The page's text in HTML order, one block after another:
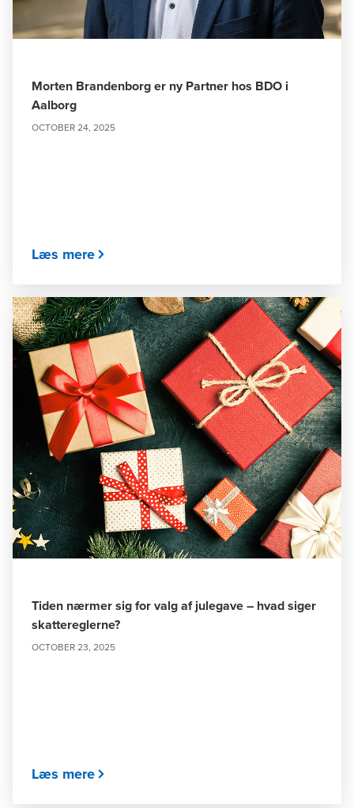
Morten Brandenborg er ny Partner hos BDO i
Aalborg
OCTOBER 24, 2025
Læs mere
Tiden nærmer sig for valg af julegave – hvad siger
skattereglerne?
OCTOBER 23, 2025
Læs mere